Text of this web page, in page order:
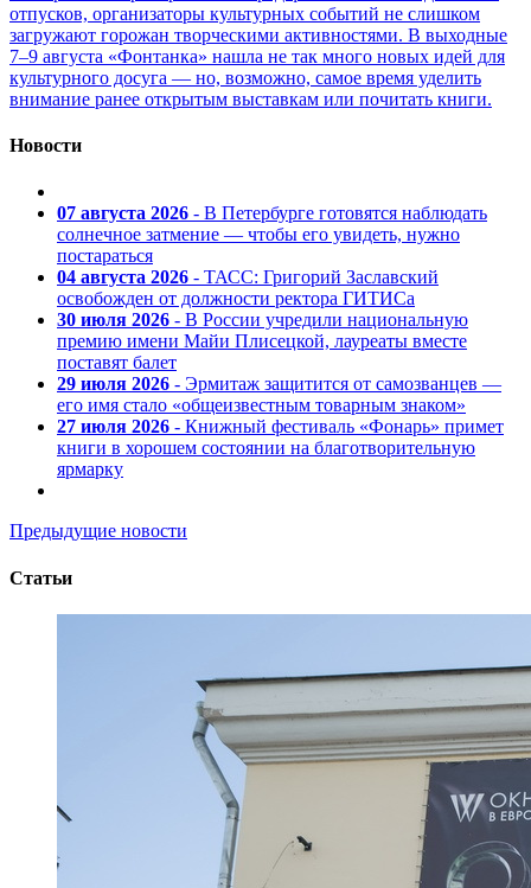
отпусков, организаторы культурных событий не слишком
загружают горожан творческими активностями. В выходные
7–9 августа «Фонтанка» нашла не так много новых идей для
культурного досуга — но, возможно, самое время уделить
внимание ранее открытым выставкам или почитать книги.
Новости
07 августа 2026 - В Петербурге готовятся наблюдать
солнечное затмение — чтобы его увидеть, нужно
постараться
04 августа 2026 - ТАСС: Григорий Заславский
освобожден от должности ректора ГИТИСа
30 июля 2026 - В России учредили национальную
премию имени Майи Плисецкой, лауреаты вместе
поставят балет
29 июля 2026 - Эрмитаж защитится от самозванцев —
его имя стало «общеизвестным товарным знаком»
27 июля 2026 - Книжный фестиваль «Фонарь» примет
книги в хорошем состоянии на благотворительную
ярмарку
Предыдущие новости
Статьи